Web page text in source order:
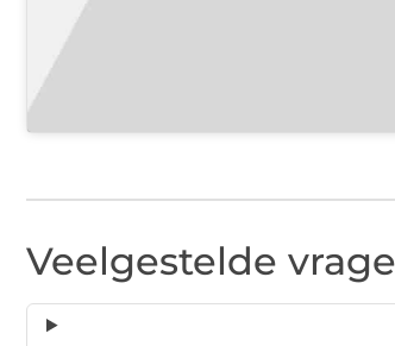
Veelgestelde